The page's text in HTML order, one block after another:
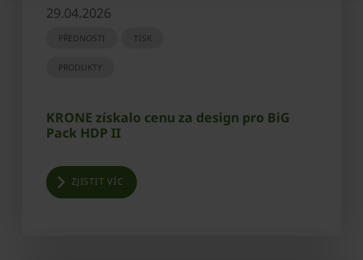
29.04.2026
PŘEDNOSTI TISK
PRODUKTY
KRONE získalo cenu za design pro BiG
Pack HDP II
ZJISTIT VÍC